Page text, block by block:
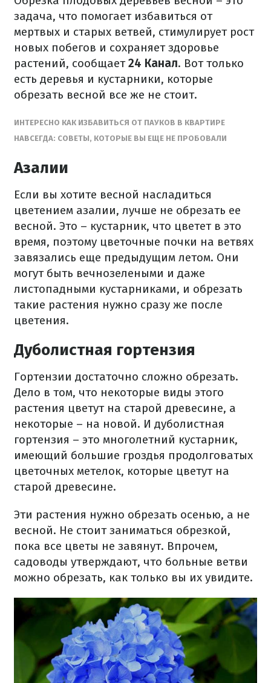
задача, что помогает избавиться от
мертвых и старых ветвей, стимулирует рост
новых побегов и сохраняет здоровье
растений, сообщает24 Канал. Вот только
есть деревья и кустарники, которые
обрезать весной все же не стоит.
ИНТЕРЕСНО КАК ИЗБАВИТЬСЯ ОТ ПАУКОВ В КВАРТИРЕ
НАВСЕГДА: СОВЕТЫ, КОТОРЫЕ ВЫ ЕЩЕ НЕ ПРОБОВАЛИ
Азалии
Если вы хотите весной насладиться
цветением азалии, лучше не обрезать ее
весной. Это – кустарник, что цветет в это
время, поэтому цветочные почки на ветвях
завязались еще предыдущим летом. Они
могут быть вечнозелеными и даже
листопадными кустарниками, и обрезать
такие растения нужно сразу же после
цветения.
Дуболистная гортензия
Гортензии достаточно сложно обрезать.
Дело в том, что некоторые виды этого
растения цветут на старой древесине, а
некоторые – на новой. И дуболистная
гортензия – это многолетний кустарник,
имеющий большие гроздья продолговатых
цветочных метелок, которые цветут на
старой древесине.
Эти растения нужно обрезать осенью, а не
весной. Не стоит заниматься обрезкой,
пока все цветы не завянут. Впрочем,
садоводы утверждают, что больные ветви
можно обрезать, как только вы их увидите.